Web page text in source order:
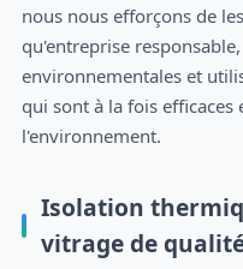
nous nous efforçons de
qu'entreprise
environnementales et
qui sont à la fois efficaces
l'environnement.
Isolation
vitrage de